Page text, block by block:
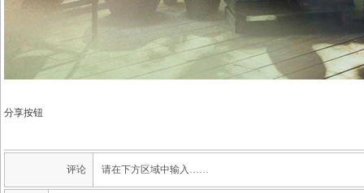
分享按钮
评论 请在下方区域中输入……